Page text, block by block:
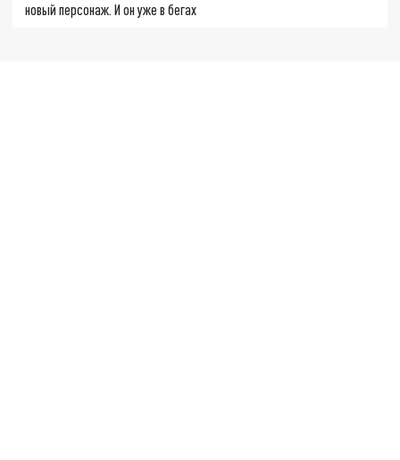
новый персонаж. И он уже в бегах